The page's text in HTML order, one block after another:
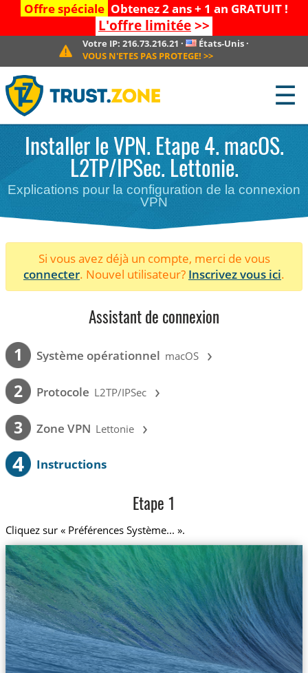
Offre spéciale Obtenez 2 ans + 1 an GRATUIT !
L'offre limitée>>
Votre IP:216.73.216.21 · États-Unis·
VOUS N'ETES PAS PROTEGE! >>
☰
Installer le VPN. Etape 4. macOS.
L2TP/IPSec. Lettonie.
Explications pour la configuration de la connexion
VPN
Si vous avez déjà un compte, merci de vous
connecter. Nouvel utilisateur? Inscrivez vous ici.
Assistant de connexion
1 Système opérationnel macOS ›
2 Protocole L2TP/IPSec ›
3 Zone VPN Lettonie ›
4 Instructions
Etape 1
Cliquez sur « Préférences Système... ».